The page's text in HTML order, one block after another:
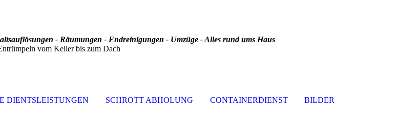
- Räumungen - Endreinigungen - Umzüge - Alles rund ums Haus
vom Keller bis zum Dach
DIENTSLEISTUNGEN SCHROTT ABHOLUNG CONTAINERDIENST BILDER